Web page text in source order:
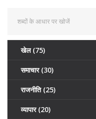
खेल (75)
समाचार (30)
राजनीति (25)
व्यापार (20)